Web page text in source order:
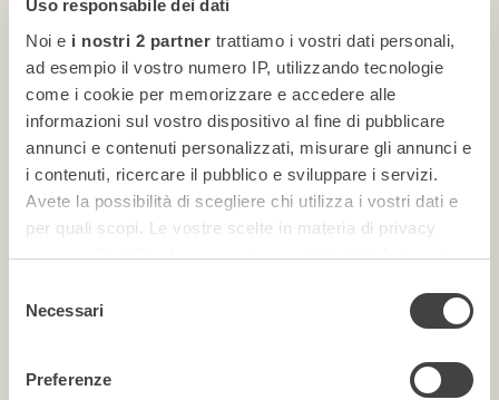
Uso responsabile dei dati
Noi e i nostri 2 partner trattiamo i vostri dati personali,
ad esempio il vostro numero IP, utilizzando tecnologie
come i cookie per memorizzare e accedere alle
informazioni sul vostro dispositivo al fine di pubblicare
annunci e contenuti personalizzati, misurare gli annunci e
i contenuti, ricercare il pubblico e sviluppare i servizi.
Avete la possibilità di scegliere chi utilizza i vostri dati e
per quali scopi. Le vostre scelte in materia di privacy
sono applicabili solo su questa proprietà digitale in cui
revocare il proprio consenso in qualsiasi momento dalla
Dichiarazione sui cookie o facendo clic sull'icona di
delNecessari
Preferenze
Duplex Junior Suite